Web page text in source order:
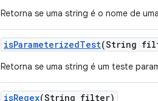
Retorna se uma string é o nome de
isParameterizedTest(String
Retorna se uma string é um teste
isRegex(String filter)